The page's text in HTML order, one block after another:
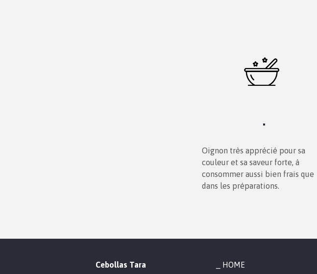
Oignon très apprécié pour sa
couleur et sa saveur forte, à
consommer aussi bien frais que
dans les préparations.
Cebollas Tara
HOME